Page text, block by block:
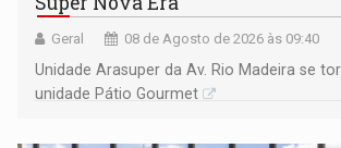
Geral 08 de Agosto de 2026 às 09:40
Unidade Arasuper da Av. Rio Madeira se
unidade Pátio Gourmet